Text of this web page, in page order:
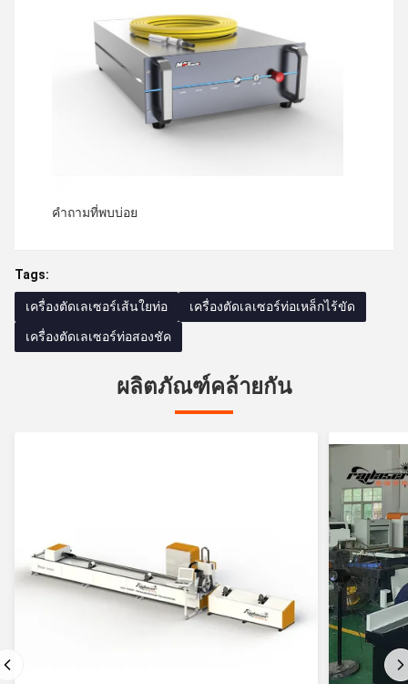
คำถามที่พบบ่อย
Tags:
เครื่องตัดเลเซอร์เส้นใยท่อ เครื่องตัดเลเซอร์ท่อเหล็กไร้ขัด
เครื่องตัดเลเซอร์ท่อสองชัค
ผลิตภัณฑ์คล้ายกัน